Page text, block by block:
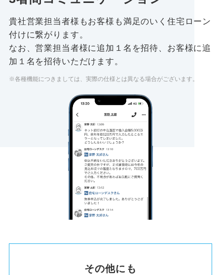
貴社営業担当者様もお客様も満足のいく住宅ローン
付けに繋がります。
なお、営業担当者様に追加１名を招待、お客様に追
加１名を招待いただけます。
※各種機能につきましては、実際の仕様とは異なる場合がございます。
その他にも